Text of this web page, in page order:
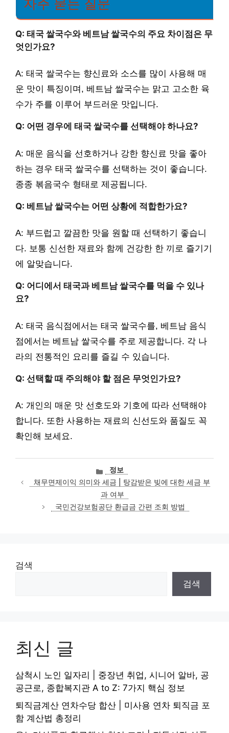
자주 묻는 질문
Q: 태국 쌀국수와 베트남 쌀국수의 주요 차이점은 무
엇인가요?
A: 태국 쌀국수는 향신료와 소스를 많이 사용해 매
운 맛이 특징이며, 베트남 쌀국수는 맑고 고소한 육
수가 주를 이루어 부드러운 맛입니다.
Q: 어떤 경우에 태국 쌀국수를 선택해야 하나요?
A: 매운 음식을 선호하거나 강한 향신료 맛을 좋아
하는 경우 태국 쌀국수를 선택하는 것이 좋습니다.
종종 볶음국수 형태로 제공됩니다.
Q: 베트남 쌀국수는 어떤 상황에 적합한가요?
A: 부드럽고 깔끔한 맛을 원할 때 선택하기 좋습니
다. 보통 신선한 재료와 함께 건강한 한 끼로 즐기기
에 알맞습니다.
Q: 어디에서 태국과 베트남 쌀국수를 먹을 수 있나
요?
A: 태국 음식점에서는 태국 쌀국수를, 베트남 음식
점에서는 베트남 쌀국수를 주로 제공합니다. 각 나
라의 전통적인 요리를 즐길 수 있습니다.
Q: 선택할 때 주의해야 할 점은 무엇인가요?
A: 개인의 매운 맛 선호도와 기호에 따라 선택해야
합니다. 또한 사용하는 재료의 신선도와 품질도 꼭
확인해 보세요.
카
테
고
리
정보
채무면제이익 의미와 세금 | 탕감받은 빚에 대한 세금 부
과 여부
국민건강보험공단 환급금 간편 조회 방법
검색
검색
최신 글
삼척시 노인 일자리 | 중장년 취업, 시니어 알바, 공
공근로, 종합복지관 A to Z: 7가지 핵심 정보
퇴직금계산 연차수당 합산 | 미사용 연차 퇴직금 포
함 계산법 총정리